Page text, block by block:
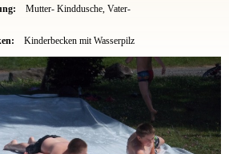
Mutter- Kinddusche, Vater-
Kinderbecken mit Wasserpilz